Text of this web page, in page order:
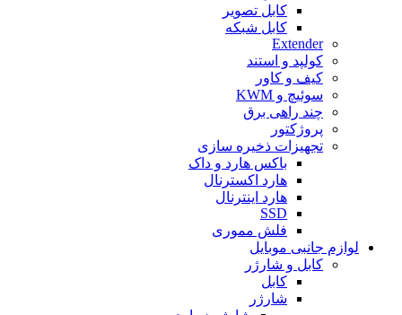
کابل تصویر
کابل شبکه
Extender
کولپد و استند
کیف و کاور
سوئیچ و KWM
چند راهی برق
پروژکتور
تجهیزات ذخیره سازی
باکس هارد و داک
هارد اکسترنال
هارد اینترنال
SSD
فلش مموری
لوازم جانبی موبایل
کابل و شارژر
کابل
شارژر